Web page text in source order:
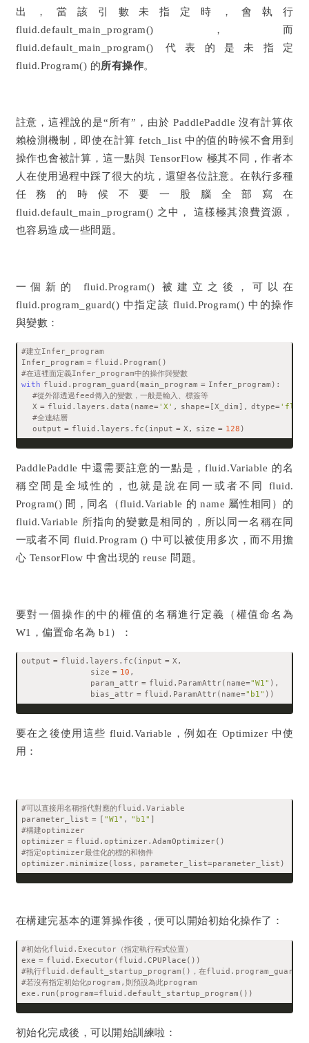
出，當該引數未指定時，會執行
fluid.default_main_program()，而
fluid.default_main_program() 代表的是未指定
fluid.Program() 的所有操作。
註意，這裡說的是“所有”，由於PaddlePaddle 沒有計算依
賴檢測機制，即使在計算 fetch_list 中的值的時候不會用到
操作也會被計算，這一點與 TensorFlow 極其不同，作者本
人在使用過程中踩了很大的坑，還望各位註意。 在執行多種
任務的時候不要一股腦全部寫在
fluid.default_main_program() 之中， 這樣極其浪費資源，
也容易造成一些問題。
一個新的 fluid.Program() 被建立之後，可以在
fluid.program_guard() 中指定該 fluid.Program() 中的操作
與變數：
#建立Infer_program
Infer_program = fluid.Program()
#在這裡面定義Infer_program中的操作與變數
with fluid.program_guard(main_program = Infer_program):
#從外部透過feed傳入的變數，一般是輸入、標簽等
X = fluid.layers.data(name= 'X' , shape=[X_dim], dtype=
#全連結層
output = fluid.layers.fc(input = X, size = 128 )
PaddlePaddle 中還需要註意的一點是，fluid.Variable 的名
稱空間是全域性的，也就是說在同一或者不同 fluid.
Program() 間，同名（fluid.Variable 的 name 屬性相同）的
fluid.Variable 所指向的變數是相同的，所以同一名稱在同
一或者不同 fluid.Program () 中可以被使用多次，而不用擔
心 TensorFlow 中會出現的 reuse 問題。
要對一個操作的中的權值的名稱進行定義（權值命名為
W1，偏置命名為 b1）：
output = fluid.layers.fc(input = X,
size = 10 ,
param_attr = fluid.ParamAttr(name="W1" ),
bias_attr = fluid.ParamAttr(name="b1" ))
要在之後使用這些 fluid.Variable，例如在 Optimizer 中使
用：
#可以直接用名稱指代對應的fluid.Variable
parameter_list = [ "W1" , "b1" ]
#構建optimizer
optimizer = fluid.optimizer.AdamOptimizer()
#指定optimizer最佳化的標的和物件
optimizer.minimize(loss, parameter_list=parameter_list)
在構建完基本的運算操作後，便可以開始初始化操作了：
#初始化fluid.Executor（指定執行程式位置）
exe = fluid.Executor(fluid.CPUPlace())
#執行fluid.default_startup_program()，在fluid.program_guard()
#若沒有指定初始化program,則預設為此program
exe.run(program=fluid.default_startup_program())
初始化完成後，可以開始訓練啦：